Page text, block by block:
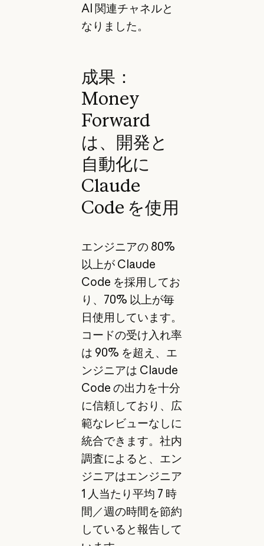
AI 関連チャネルと
なりました。
成果：
Money
Forward
は、開発と
自動化に
Claude
Code を使用
エンジニアの 80%
以上が Claude
Code を採用してお
り、70% 以上が毎
日使用しています。
コードの受け入れ率
は 90% を超え、エ
ンジニアは Claude
Code の出力を十分
に信頼しており、広
範なレビューなしに
統合できます。社内
調査によると、エン
ジニアはエンジニア
1 人当たり平均 7 時
間／週の時間を節約
していると報告して